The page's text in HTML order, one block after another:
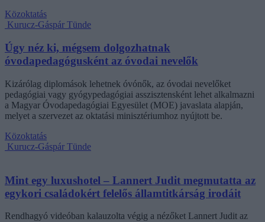
Közoktatás
Kurucz-Gáspár Tünde
Úgy néz ki, mégsem dolgozhatnak
óvodapedagógusként az óvodai nevelők
Kizárólag diplomások lehetnek óvónők, az óvodai nevelőket
pedagógiai vagy gyógypedagógiai asszisztensként lehet alkalmazni
a Magyar Óvodapedagógiai Egyesület (MOE) javaslata alapján,
melyet a szervezet az oktatási minisztériumhoz nyújtott be.
Közoktatás
Kurucz-Gáspár Tünde
Mint egy luxushotel – Lannert Judit megmutatta az
egykori családokért felelős államtitkárság irodáit
Rendhagyó videóban kalauzolta végig a nézőket Lannert Judit az